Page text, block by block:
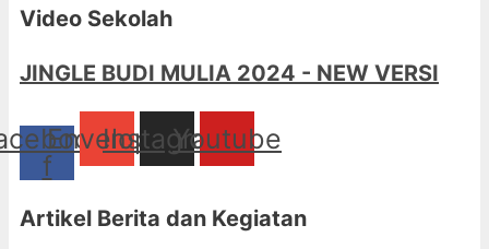
Video Sekolah
JINGLE BUDI MULIA 2024 - NEW VERSI
f
Envelope
Instagram
Youtube
Artikel Berita dan Kegiatan